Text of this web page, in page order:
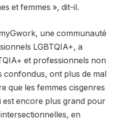
et femmes », dit-il.
une communauté
LGBTQIA+, a
et professionnels non
confondus, ont plus de mal
que les femmes cisgenres
est encore plus grand pour
en